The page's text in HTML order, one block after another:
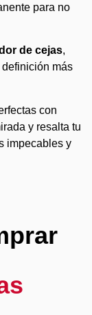
para no
de cejas,
más
con
y resalta tu
impecables y